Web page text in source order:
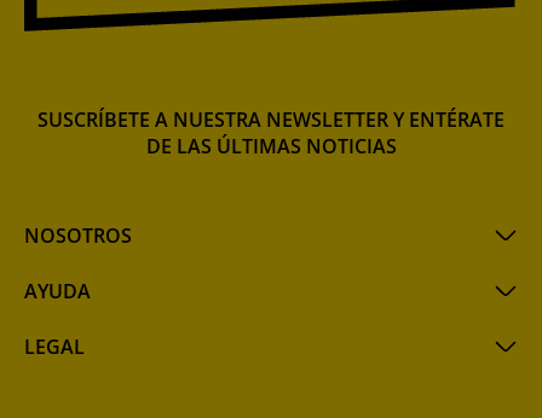
NOSOTROS
AYUDA
LEGAL
SUSCRÍBETE A NUESTRA NEWSLETTER Y ENTÉRATE
DE LAS ÚLTIMAS NOTICIAS